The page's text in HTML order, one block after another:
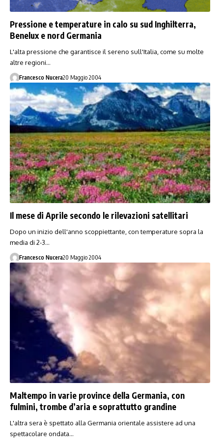
Pressione e temperature in calo su sud Inghilterra,
Benelux e nord Germania
L'alta pressione che garantisce il sereno sull'Italia, come su molte
altre regioni…
Francesco Nucera20 Maggio 2004
Il mese di Aprile secondo le rilevazioni satellitari
Dopo un inizio dell'anno scoppiettante, con temperature sopra la
media di 2-3…
Francesco Nucera20 Maggio 2004
Maltempo in varie province della Germania, con
fulmini, trombe d’aria e soprattutto grandine
L'altra sera è spettato alla Germania orientale assistere ad una
spettacolare ondata…